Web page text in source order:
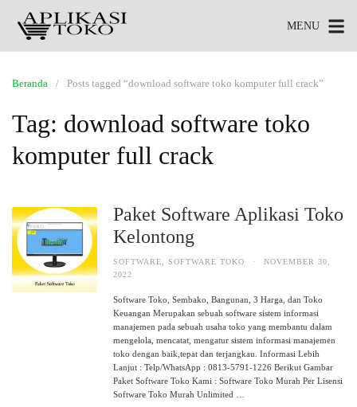
MENU
Beranda Posts tagged “download software toko komputer full crack”
Tag: download software toko
komputer full crack
Paket Software Aplikasi Toko
Kelontong
SOFTWARE ,SOFTWARE TOKO ·
NOVEMBER 30,
2022
Software Toko, Sembako, Bangunan, 3 Harga, dan Toko
Keuangan Merupakan sebuah software sistem informasi
manajemen pada sebuah usaha toko yang membantu dalam
mengelola, mencatat, mengatur sistem informasi manajemen
toko dengan baik,tepat dan terjangkau. Informasi Lebih
Lanjut : Telp/WhatsApp : 0813-5791-1226 Berikut Gambar
Paket Software Toko Kami : Software Toko Murah Per Lisensi
Software Toko Murah Unlimited …